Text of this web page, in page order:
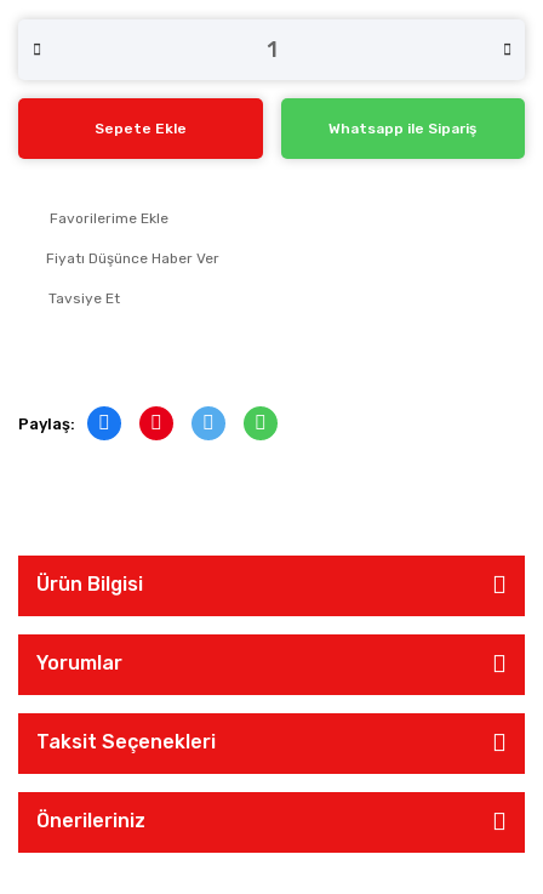
Sepete Ekle Whatsapp ile Sipariş
Fiyatı Düşünce Haber Ver
Tavsiye Et
Paylaş:
Ürün Bilgisi
Yorumlar
Taksit Seçenekleri
Önerileriniz